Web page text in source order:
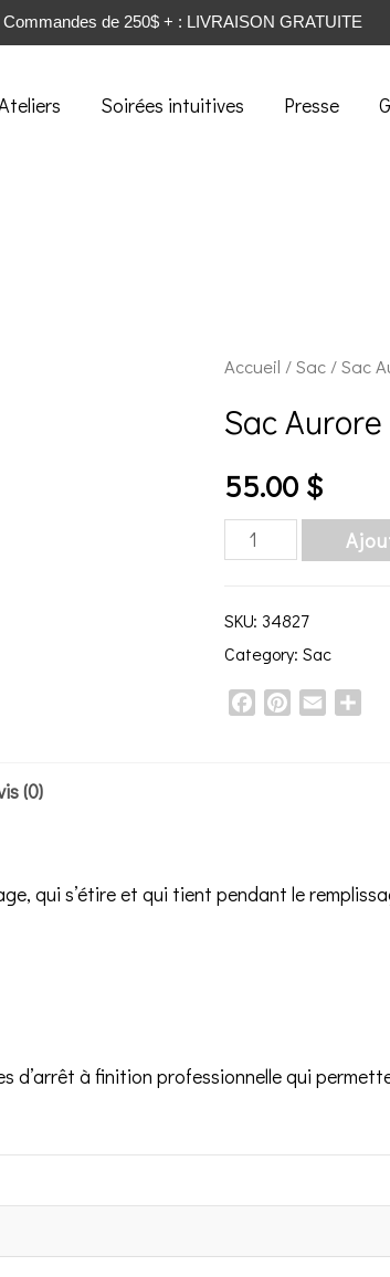
Commandes de 250$ + : LIVRAISON GRATUITE
Soirées intuitives Presse
Accueil /Sac / Sac
Sac
55.00 $
Sac
Boréal
quantity
SKU: 34827
Category:Sac
FacebookPinterest
Email
(0)
qui s’étire et qui tient pendant le
d’arrêt à finition professionnelle qui